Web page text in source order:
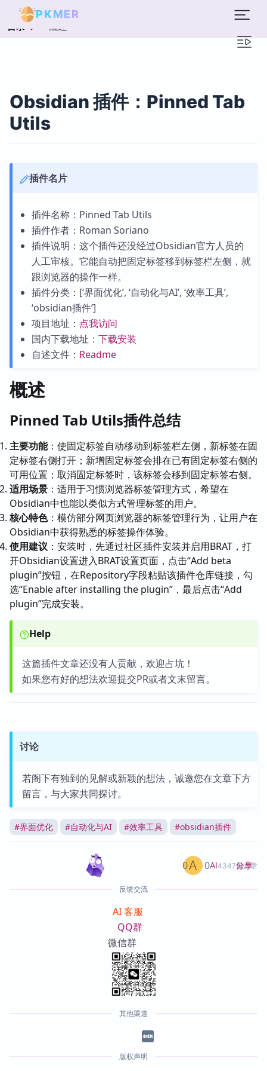
PKMER
目录 概述
Obsidian 插件：Pinned Tab
Utils
插件名片
插件名称：Pinned Tab Utils
插件作者：Roman Soriano
插件说明：这个插件还没经过Obsidian官方人员的
人工审核。它能自动把固定标签移到标签栏左侧，就
跟浏览器的操作一样。
插件分类：[‘界面优化’, ‘自动化与AI’, ‘效率工具’,
‘obsidian插件’]
项目地址： 点我访问
国内下载地址： 下载安装
自述文件： Readme
概述
Pinned Tab Utils插件总结
主要功能：使固定标签自动移动到标签栏左侧，新标签在固
定标签右侧打开；新增固定标签会排在已有固定标签右侧的
可用位置；取消固定标签时，该标签会移到固定标签右侧。
适用场景 ：适用于习惯浏览器标签管理方式，希望在
Obsidian中也能以类似方式管理标签的用户。
核心特色：模仿部分网页浏览器的标签管理行为，让用户在
Obsidian中获得熟悉的标签操作体验。
使用建议 ：安装时，先通过社区插件安装并启用BRAT，打
开Obsidian设置进入BRAT设置页面，点击“Add beta
plugin”按钮，在Repository字段粘贴该插件仓库链接，勾
选“Enable after installing the plugin”，最后点击“Add
plugin”完成安装。
Help
这篇插件文章还没有人贡献，欢迎占坑！
如果您有好的想法欢迎提交PR或者文末留言。
讨论
若阁下有独到的见解或新颖的想法，诚邀您在文章下方
留言，与大家共同探讨。
#界面优化 #自动化与AI #效率工具 #obsidian插件
AI4347篇文章
0 0 分享
反馈交流
AI 客服
QQ群
微信群
其他渠道
版权声明